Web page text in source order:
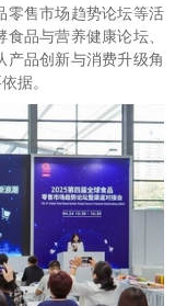
零售市场趋势论坛等活
品与营养健康论坛、
品创新与消费升级角
据。